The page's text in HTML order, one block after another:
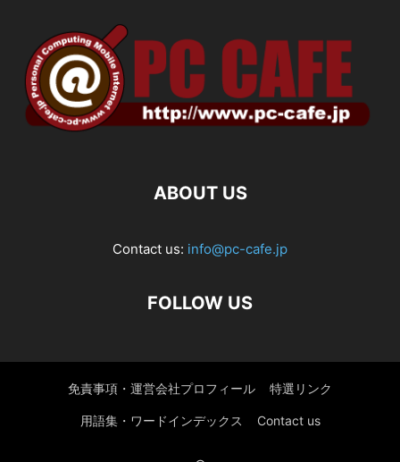
ABOUT US
Contact us: info@pc-cafe.jp
FOLLOW US
免責事項・運営会社プロフィール 特選リンク
用語集・ワードインデックス Contact us